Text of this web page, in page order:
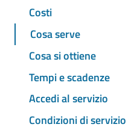
Costi
Cosa serve
Cosa si ottiene
Tempi e scadenze
Accedi al servizio
Condizioni di servizio